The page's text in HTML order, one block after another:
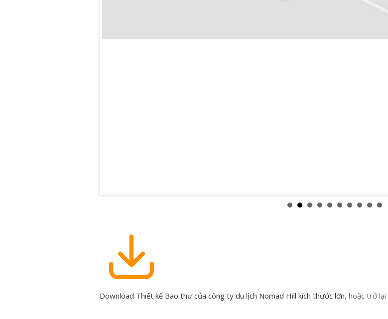
Download Thiết kế Bao thư của công ty du lịch Nomad Hill kích thước lớn, hoặc trở lại